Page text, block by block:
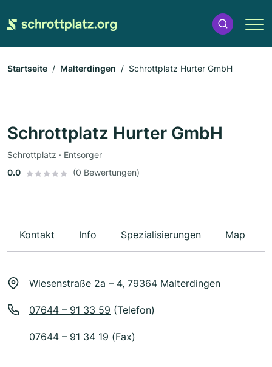
Startseite Malterdingen Schrottplatz Hurter GmbH
Schrottplatz Hurter GmbH
Schrottplatz · Entsorger
0.0
(0 Bewertungen)
Kontakt Info Spezialisierungen Map
Wiesenstraße 2a – 4, 79364 Malterdingen
07644 – 91 33 59 (Telefon)
07644 – 91 34 19 (Fax)